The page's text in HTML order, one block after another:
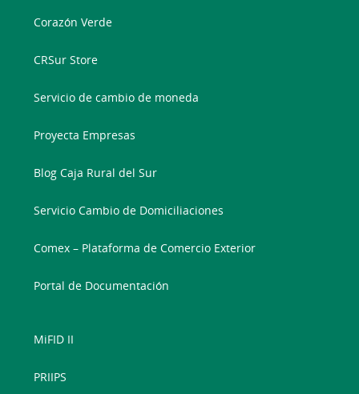
Corazón Verde
CRSur Store
Servicio de cambio de moneda
Proyecta Empresas
Blog Caja Rural del Sur
Servicio Cambio de Domiciliaciones
Comex – Plataforma de Comercio Exterior
Portal de Documentación
MiFID II
PRIIPS